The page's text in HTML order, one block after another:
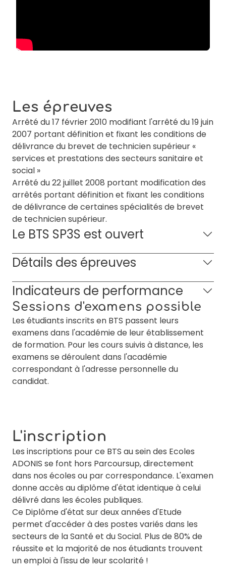
Les épreuves
Arrêté du 17 février 2010 modifiant l'arrêté du 19 juin
2007 portant définition et fixant les conditions de
délivrance du brevet de technicien supérieur «
services et prestations des secteurs sanitaire et
social »
Arrêté du 22 juillet 2008 portant modification des
arrêtés portant définition et fixant les conditions
de délivrance de certaines spécialités de brevet
de technicien supérieur.
Le BTS SP3S est ouvert
Détails des épreuves
Indicateurs de performance
Sessions d'examens possible
Les étudiants inscrits en BTS passent leurs
examens dans l'académie de leur établissement
de formation. Pour les cours suivis à distance, les
examens se déroulent dans l'académie
correspondant à l'adresse personnelle du
candidat.
L'inscription
Les inscriptions pour ce BTS au sein des Ecoles
ADONIS se font hors Parcoursup, directement
dans nos écoles ou par correspondance. L'examen
donne accès au diplôme d'état identique à celui
délivré dans les écoles publiques.
Ce Diplôme d'état sur deux années d'Etude
permet d'accéder à des postes variés dans les
secteurs de la Santé et du Social. Plus de 80% de
réussite et la majorité de nos étudiants trouvent
un emploi à l'issu de leur scolarité !